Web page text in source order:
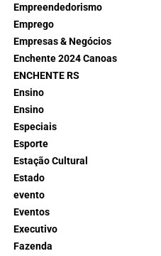
Empreendedorismo
Emprego
Empresas & Negócios
Enchente 2024 Canoas
ENCHENTE RS
Ensino
Ensino
Especiais
Esporte
Estação Cultural
Estado
evento
Eventos
Executivo
Fazenda